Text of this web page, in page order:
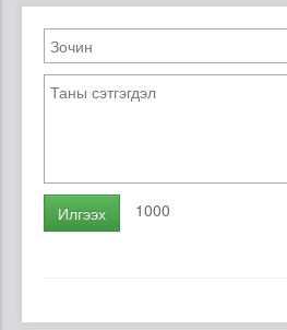
Илгээх 1000